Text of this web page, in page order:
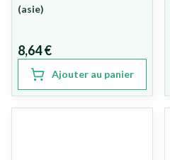
(asie)
8,64 €
Ajouter au panier